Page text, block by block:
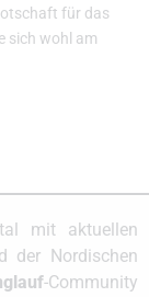
für das
sich wohl am
mit aktuellen
der Nordischen
-Community